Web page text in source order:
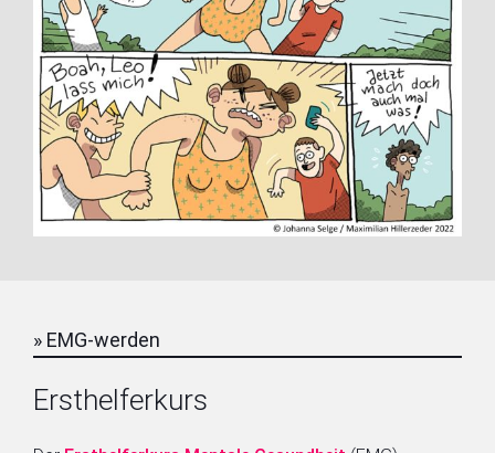
» EMG-werden
Ersthelferkurs